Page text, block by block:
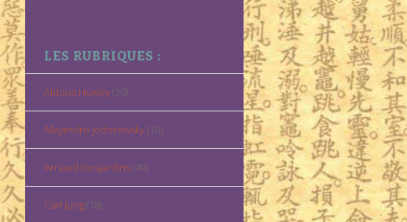
LES RUBRIQUES :
Aldous Huxley(20)
Alejandro Jodorowsky(16)
Arnaud Desjardins(40)
Carl Jung(18)